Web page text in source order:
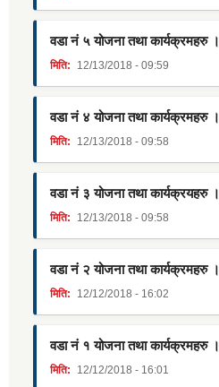
वडा नं ५ योजना तथा कार्यक्रमहरु ।
मिति: 12/13/2018 - 09:59
वडा नं ४ योजना तथा कार्यक्रमहरु ।
मिति: 12/13/2018 - 09:58
वडा नं ३ योजना तथा कार्यक्रयहरु ।
मिति: 12/13/2018 - 09:58
वडा नं २ योजना तथा कार्यक्रमहरु ।
मिति: 12/12/2018 - 16:02
वडा नं १ योजना तथा कार्यक्रमहरु ।
मिति: 12/12/2018 - 16:01